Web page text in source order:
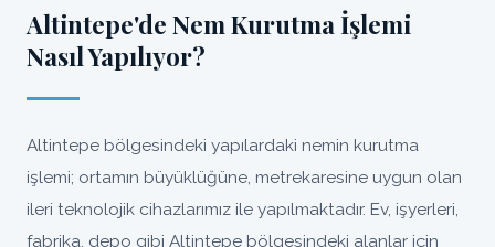
Altintepe'de Nem Kurutma İşlemi
Nasıl Yapılıyor?
Altintepe bölgesindeki yapılardaki nemin kurutma
işlemi; ortamın büyüklüğüne, metrekaresine uygun olan
ileri teknolojik cihazlarımız ile yapılmaktadır. Ev, işyerleri,
fabrika, depo gibi Altintepe bölgesindeki alanlar için